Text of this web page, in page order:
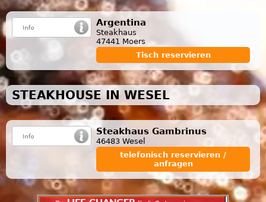
Argentina
Steakhaus
47441 Moers
Tisch reservieren
STEAKHOUSE IN WESEL
Steakhaus Gambrinus
46483 Wesel
telefonisch reservieren /
anfragen